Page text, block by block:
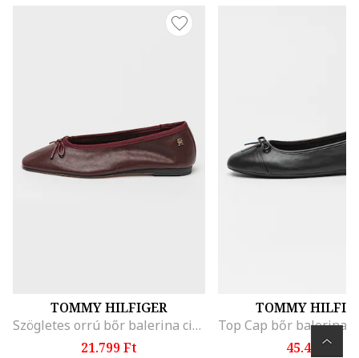
TOMMY HILFIGER
Szögletes orrú bőr balerina cipő, Bordó
21.799 Ft
TOMMY
45.499 Ft